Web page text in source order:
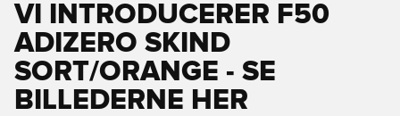
VI INTRODUCERER F50
ADIZERO SKIND
SORT/ORANGE - SE
BILLEDERNE HER